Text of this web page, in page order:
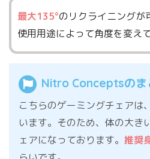
最大135°のリクライニングが
使用用途によって角度を変え
Nitro Conceptsのま
こちらのゲーミングチェアは
います。そのため、体の大き
ェアになっております。 推奨